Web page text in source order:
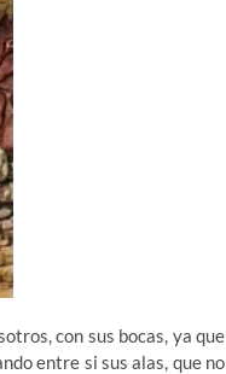
con sus bocas, ya que
entre si sus alas, que no